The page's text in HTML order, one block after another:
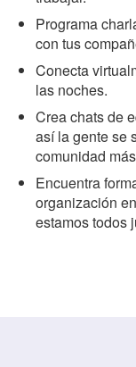
Programa
con tus
Conecta
las noches.
Crea chats de
así la gente se
comunidad
Encuentra
organización
estamos todos